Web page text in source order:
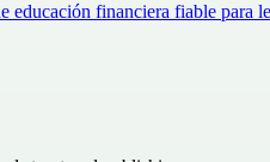
educación financiera fiable para